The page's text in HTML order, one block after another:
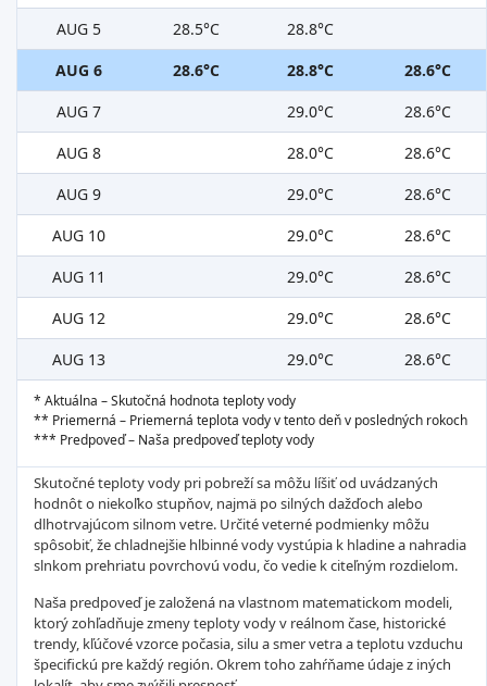
AUG 5
28.5°C
28.8°C
AUG 6
28.6°C 28.8°C
28.6°C
AUG 7
29.0°C
28.6°C
AUG 8
28.0°C
28.6°C
AUG 9
29.0°C
28.6°C
AUG 10
29.0°C
28.6°C
AUG 11
29.0°C
28.6°C
AUG 12
29.0°C
28.6°C
AUG 13
29.0°C 28.6°C
* Aktuálna – Skutočná hodnota teploty vody
** Priemerná – Priemerná teplota vody v tento deň v posledných rokoch
*** Predpoveď – Naša predpoveď teploty vody
Skutočné teploty vody pri pobreží sa môžu líšiť od uvádzaných
hodnôt o niekoľko stupňov, najmä po silných dažďoch alebo
dlhotrvajúcom silnom vetre. Určité veterné podmienky môžu
spôsobiť, že chladnejšie hlbinné vody vystúpia k hladine a nahradia
slnkom prehriatu povrchovú vodu, čo vedie k citeľným rozdielom.
Naša predpoveď je založená na vlastnom matematickom modeli,
ktorý zohľadňuje zmeny teploty vody v reálnom čase, historické
trendy, kľúčové vzorce počasia, silu a smer vetra a teplotu vzduchu
špecifickú pre každý región. Okrem toho zahŕňame údaje z iných